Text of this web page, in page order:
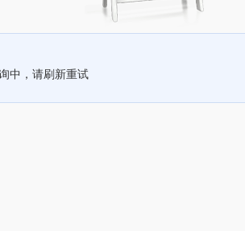
中，请刷新重试